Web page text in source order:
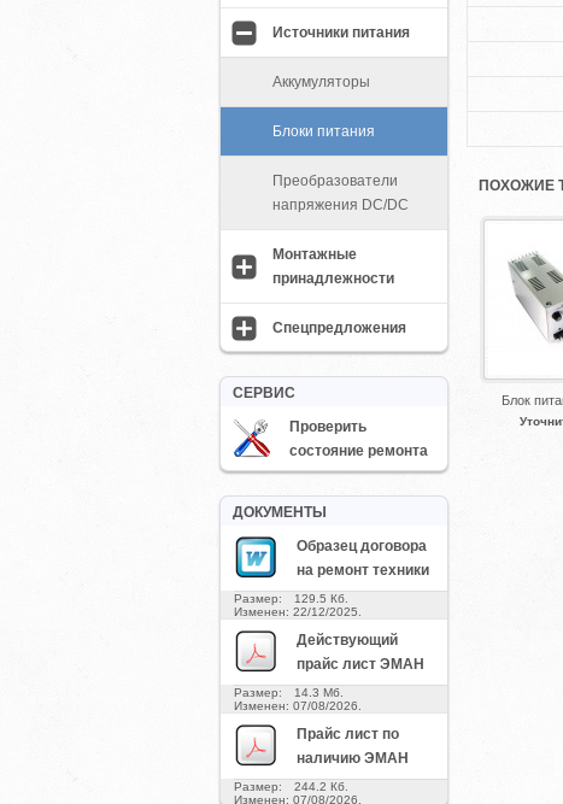
Источники питания
Аккумуляторы
Блоки питания
Преобразователи
напряжения DC/DC
Монтажные
принадлежности
Спецпредложения
СЕРВИС
Проверить
состояние ремонта
ДОКУМЕНТЫ
Образец договора
на ремонт техники
Размер: 129.5 Кб.
Изменен: 22/12/2025.
Действующий
прайс лист ЭМАН
Размер: 14.3 Мб.
Изменен: 07/08/2026.
Прайс лист по
наличию ЭМАН
Размер: 244.2 Кб.
Изменен: 07/08/2026.
ПОХОЖИЕ
Блок